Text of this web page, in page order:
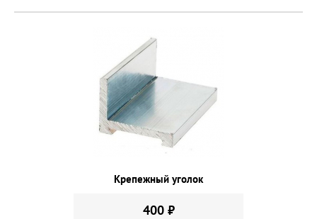
Крепежный уголок
400 ₽